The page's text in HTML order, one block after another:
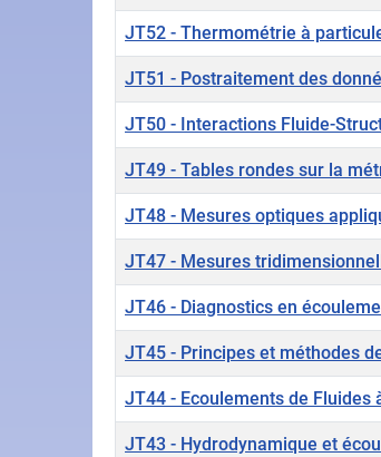
JT52 - Thermométrie à
JT51 - Postraitement des
JT50 - Interactions Fluide-
JT49 - Tables rondes sur la
JT48 - Mesures optiques
JT47 - Mesures
JT46 - Diagnostics en
JT45 - Principes et méthodes
JT44 - Ecoulements de Fluides
JT43 - Hydrodynamique et